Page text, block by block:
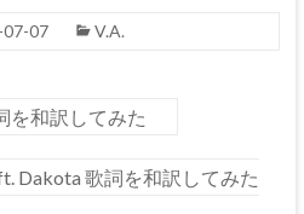
07-07 V.A.
を和訳してみた
Dakota 歌詞を和訳してみた